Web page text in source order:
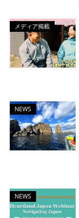
メディア掲載
NEWS
NEWS